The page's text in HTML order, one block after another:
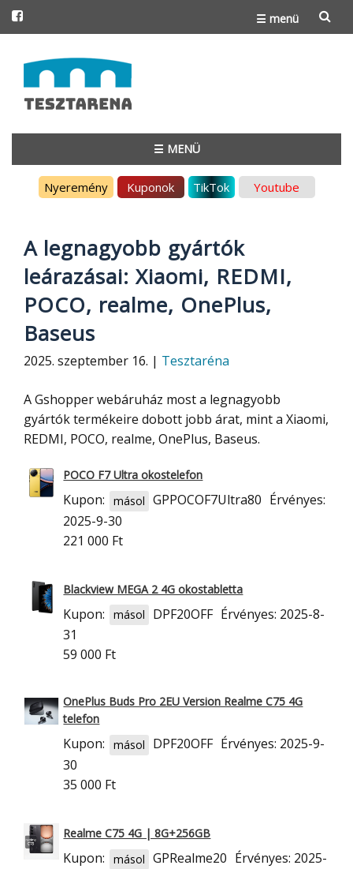
☰ menü
to
content
☰ MENÜ
Nyeremény Kuponok TikTok Youtube
A legnagyobb gyártók
leárazásai: Xiaomi, REDMI,
POCO, realme, OnePlus,
Baseus
2025. szeptember 16. | Tesztaréna
A Gshopper webáruház most a legnagyobb
gyártók termékeire dobott jobb árat, mint a Xiaomi,
REDMI, POCO, realme, OnePlus, Baseus.
POCO F7 Ultra okostelefon
Kupon: másol GPPOCOF7Ultra80 Érvényes:
2025-9-30
221 000 Ft
Blackview MEGA 2 4G okostabletta
Kupon: másol DPF20OFF Érvényes: 2025-8-
31
59 000 Ft
OnePlus Buds Pro 2EU Version Realme C75 4G
telefon
Kupon: másol DPF20OFF Érvényes: 2025-9-
30
35 000 Ft
Realme C75 4G | 8G+256GB
Kupon: másol GPRealme20 Érvényes: 2025-